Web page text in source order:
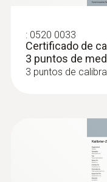
: 0520 0033
Certificado de
3 puntos de
3 puntos de